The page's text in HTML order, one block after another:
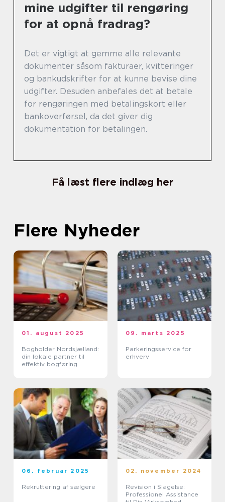
mine udgifter til rengøring
for at opnå fradrag?
Det er vigtigt at gemme alle relevante
dokumenter såsom fakturaer, kvitteringer
og bankudskrifter for at kunne bevise dine
udgifter. Desuden anbefales det at betale
for rengøringen med betalingskort eller
bankoverførsel, da det giver dig
dokumentation for betalingen.
Få læst flere indlæg her
Flere Nyheder
01. august 2025
Bogholder Nordsjælland:
din lokale partner til
effektiv bogføring
09. marts 2025
Parkeringsservice for
erhverv
06. februar 2025
Rekruttering af sælgere
02. november 2024
Revision i Slagelse:
Professionel Assistance